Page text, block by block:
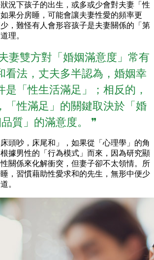
況下孩子的出生，或多或少會對夫妻「性
果分房睡，可能會讓夫妻性愛的頻率更
，難怪有人會形容孩子是夫妻關係的「第
理。
妻雙方對「婚姻滿意度」常有
看法，丈夫多半認為，婚姻幸
是「性生活滿足」；相反的，
「性滿足」的關鍵取決於「婚
質」的滿意度。 ❞
頭吵，床尾和」，如果從「心理學」的角
據男性的「行為模式」而來，因為研究顯
關係來化解衝突，但妻子卻不太領情。所
，習慣藉助性愛求和的先生，無形中便少
。